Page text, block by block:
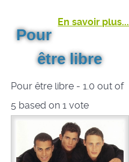
En savoir plus...
Pour
être libre
Pour être libre- 1.0 out of
5 based on 1vote